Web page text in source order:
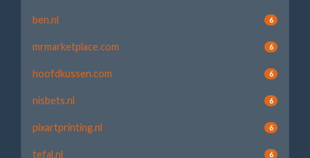
ben.nl 6
mrmarketplace.com 6
hoofdkussen.com 6
nisbets.nl 6
pixartprinting.nl 6
tefal.nl 6